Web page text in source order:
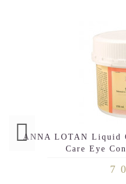
ANNA LOTAN Liquid
Care Eye
7